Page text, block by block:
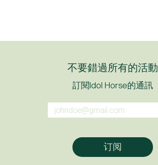
不要錯過所有的活動
訂閱Idol Horse的通訊